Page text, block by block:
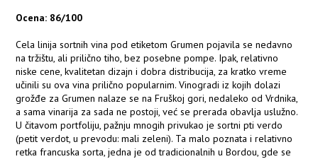
Ocena: 86/100
Cela linija sortnih vina pod etiketom Grumen pojavila se nedavno
na tržištu, ali prilično tiho, bez posebne pompe. Ipak, relativno
niske cene, kvalitetan dizajn i dobra distribucija, za kratko vreme
učinili su ova vina prilično popularnim. Vinogradi iz kojih dolazi
grožđe za Grumen nalaze se na Fruškoj gori, nedaleko od Vrdnika,
a sama vinarija za sada ne postoji, već se prerada obavlja uslužno.
U čitavom portfoliju, pažnju mnogih privukao je sortni pti verdo
(petit verdot, u prevodu: mali zeleni). Ta malo poznata i relativno
retka francuska sorta, jedna je od tradicionalnih u Bordou, gde se